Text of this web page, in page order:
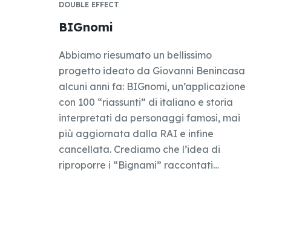
DOUBLE EFFECT
BIGnomi
Abbiamo riesumato un bellissimo
progetto ideato da Giovanni Benincasa
alcuni anni fa: BIGnomi, un’applicazione
con 100 “riassunti” di italiano e storia
interpretati da personaggi famosi, mai
più aggiornata dalla RAI e infine
cancellata. Crediamo che l’idea di
riproporre i “Bignami” raccontati…